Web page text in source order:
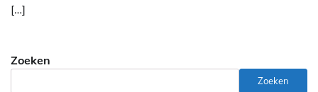
[…]
Zoeken
Zoeken